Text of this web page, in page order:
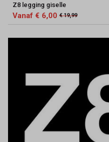
Z8 legging giselle
Vanaf € 6,00 € 19,99